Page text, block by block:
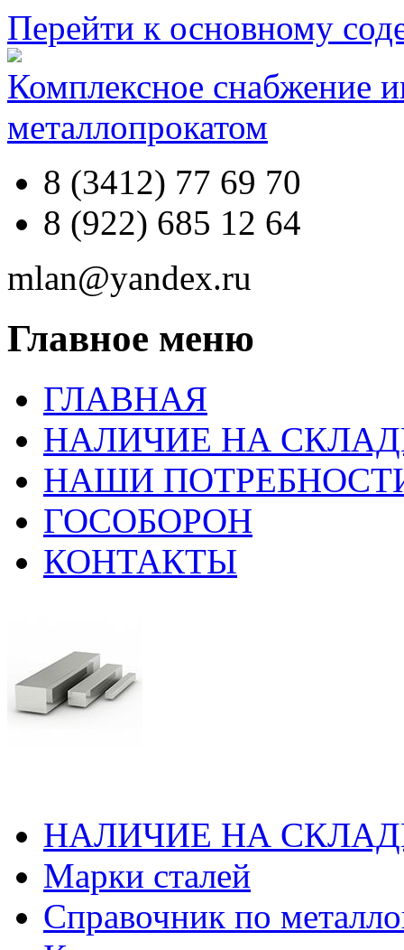
Перейти к основному
Комплексное снабжение
металлопрокатом
8 (3412) 77 69 70
8 (922) 685 12 64
mlan@yandex.ru
Главное меню
ГЛАВНАЯ
НАЛИЧИЕ НА
НАШИ
ГОСОБОРОН
КОНТАКТЫ
НАЛИЧИЕ НА
Марки сталей
Справочник по